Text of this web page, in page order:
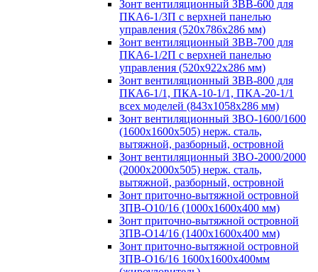
Зонт вентиляционный ЗВВ-600 для
ПКА6-1/3П с верхней панелью
управления (520х786х286 мм)
Зонт вентиляционный ЗВВ-700 для
ПКА6-1/2П с верхней панелью
управления (520х922х286 мм)
Зонт вентиляционный ЗВВ-800 для
ПКА6-1/1, ПКА-10-1/1, ПКА-20-1/1
всех моделей (843х1058х286 мм)
Зонт вентиляционный ЗВО-1600/1600
(1600х1600х505) нерж. сталь,
вытяжной, разборный, островной
Зонт вентиляционный ЗВО-2000/2000
(2000х2000х505) нерж. сталь,
вытяжной, разборный, островной
Зонт приточно-вытяжной островной
ЗПВ-О10/16 (1000х1600х400 мм)
Зонт приточно-вытяжной островной
ЗПВ-О14/16 (1400х1600х400 мм)
Зонт приточно-вытяжной островной
ЗПВ-О16/16 1600х1600х400мм